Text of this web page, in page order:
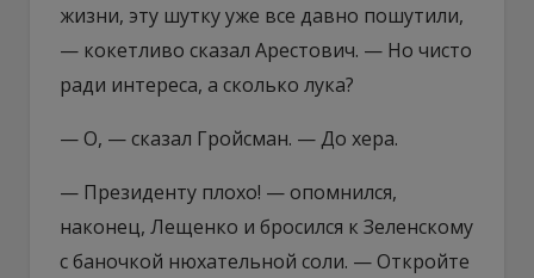
жизни, эту шутку уже все давно пошутили,
— кокетливо сказал Арестович. — Но чисто
ради интереса, а сколько лука?
— О, — сказал Гройсман. — До хера.
— Президенту плохо! — опомнился,
наконец, Лещенко и бросился к Зеленскому
с баночкой нюхательной соли. — Откройте